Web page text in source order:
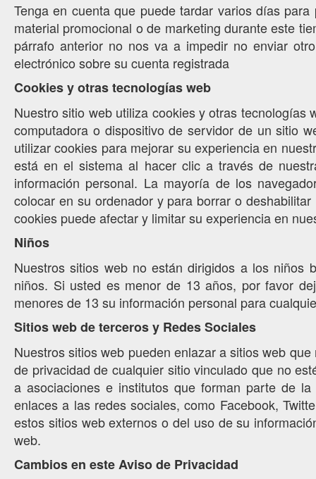
Tenga en cuenta que puede tardar varios días
material promocional o de marketing durante este
párrafo anterior no nos va a impedir no enviar
electrónico sobre su cuenta registrada
Cookies y otras tecnologías web
Nuestro sitio web utiliza cookies y otras
computadora o dispositivo de servidor de un sitio
utilizar cookies para mejorar su experiencia en
está en el sistema al hacer clic a través de
información personal. La mayoría de los
colocar en su ordenador y para borrar o
cookies puede afectar y limitar su experiencia en
Niños
Nuestros sitios web no están dirigidos a los niños
niños. Si usted es menor de 13 años, por favor
menores de 13 su información personal para
Sitios web de terceros y Redes Sociales
Nuestros sitios web pueden enlazar a sitios web
de privacidad de cualquier sitio vinculado que no
a asociaciones e institutos que forman parte de
enlaces a las redes sociales, como Facebook,
estos sitios web externos o del uso de su
web.
Cambios en este Aviso de Privacidad